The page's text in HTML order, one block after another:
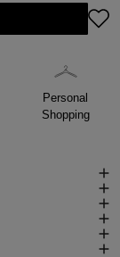
Personal
Shopping